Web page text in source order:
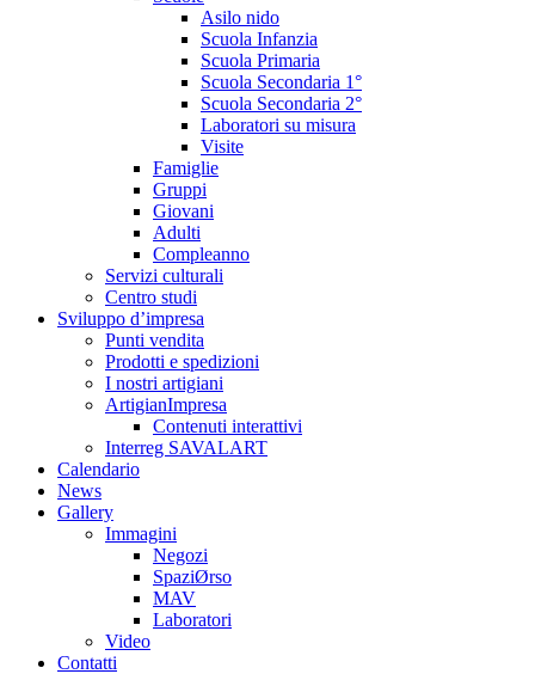
Asilo nido
Scuola Infanzia
Scuola Primaria
Scuola Secondaria 1°
Scuola Secondaria 2°
Laboratori su misura
Visite
Famiglie
Gruppi
Giovani
Adulti
Compleanno
Servizi culturali
Centro studi
Sviluppo d’impresa
Punti vendita
Prodotti e spedizioni
I nostri artigiani
ArtigianImpresa
Contenuti interattivi
Interreg SAVALART
Calendario
News
Gallery
Immagini
Negozi
SpaziØrso
MAV
Laboratori
Video
Contatti